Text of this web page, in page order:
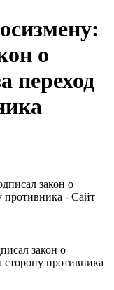
о
переход
закон о
сторону противника